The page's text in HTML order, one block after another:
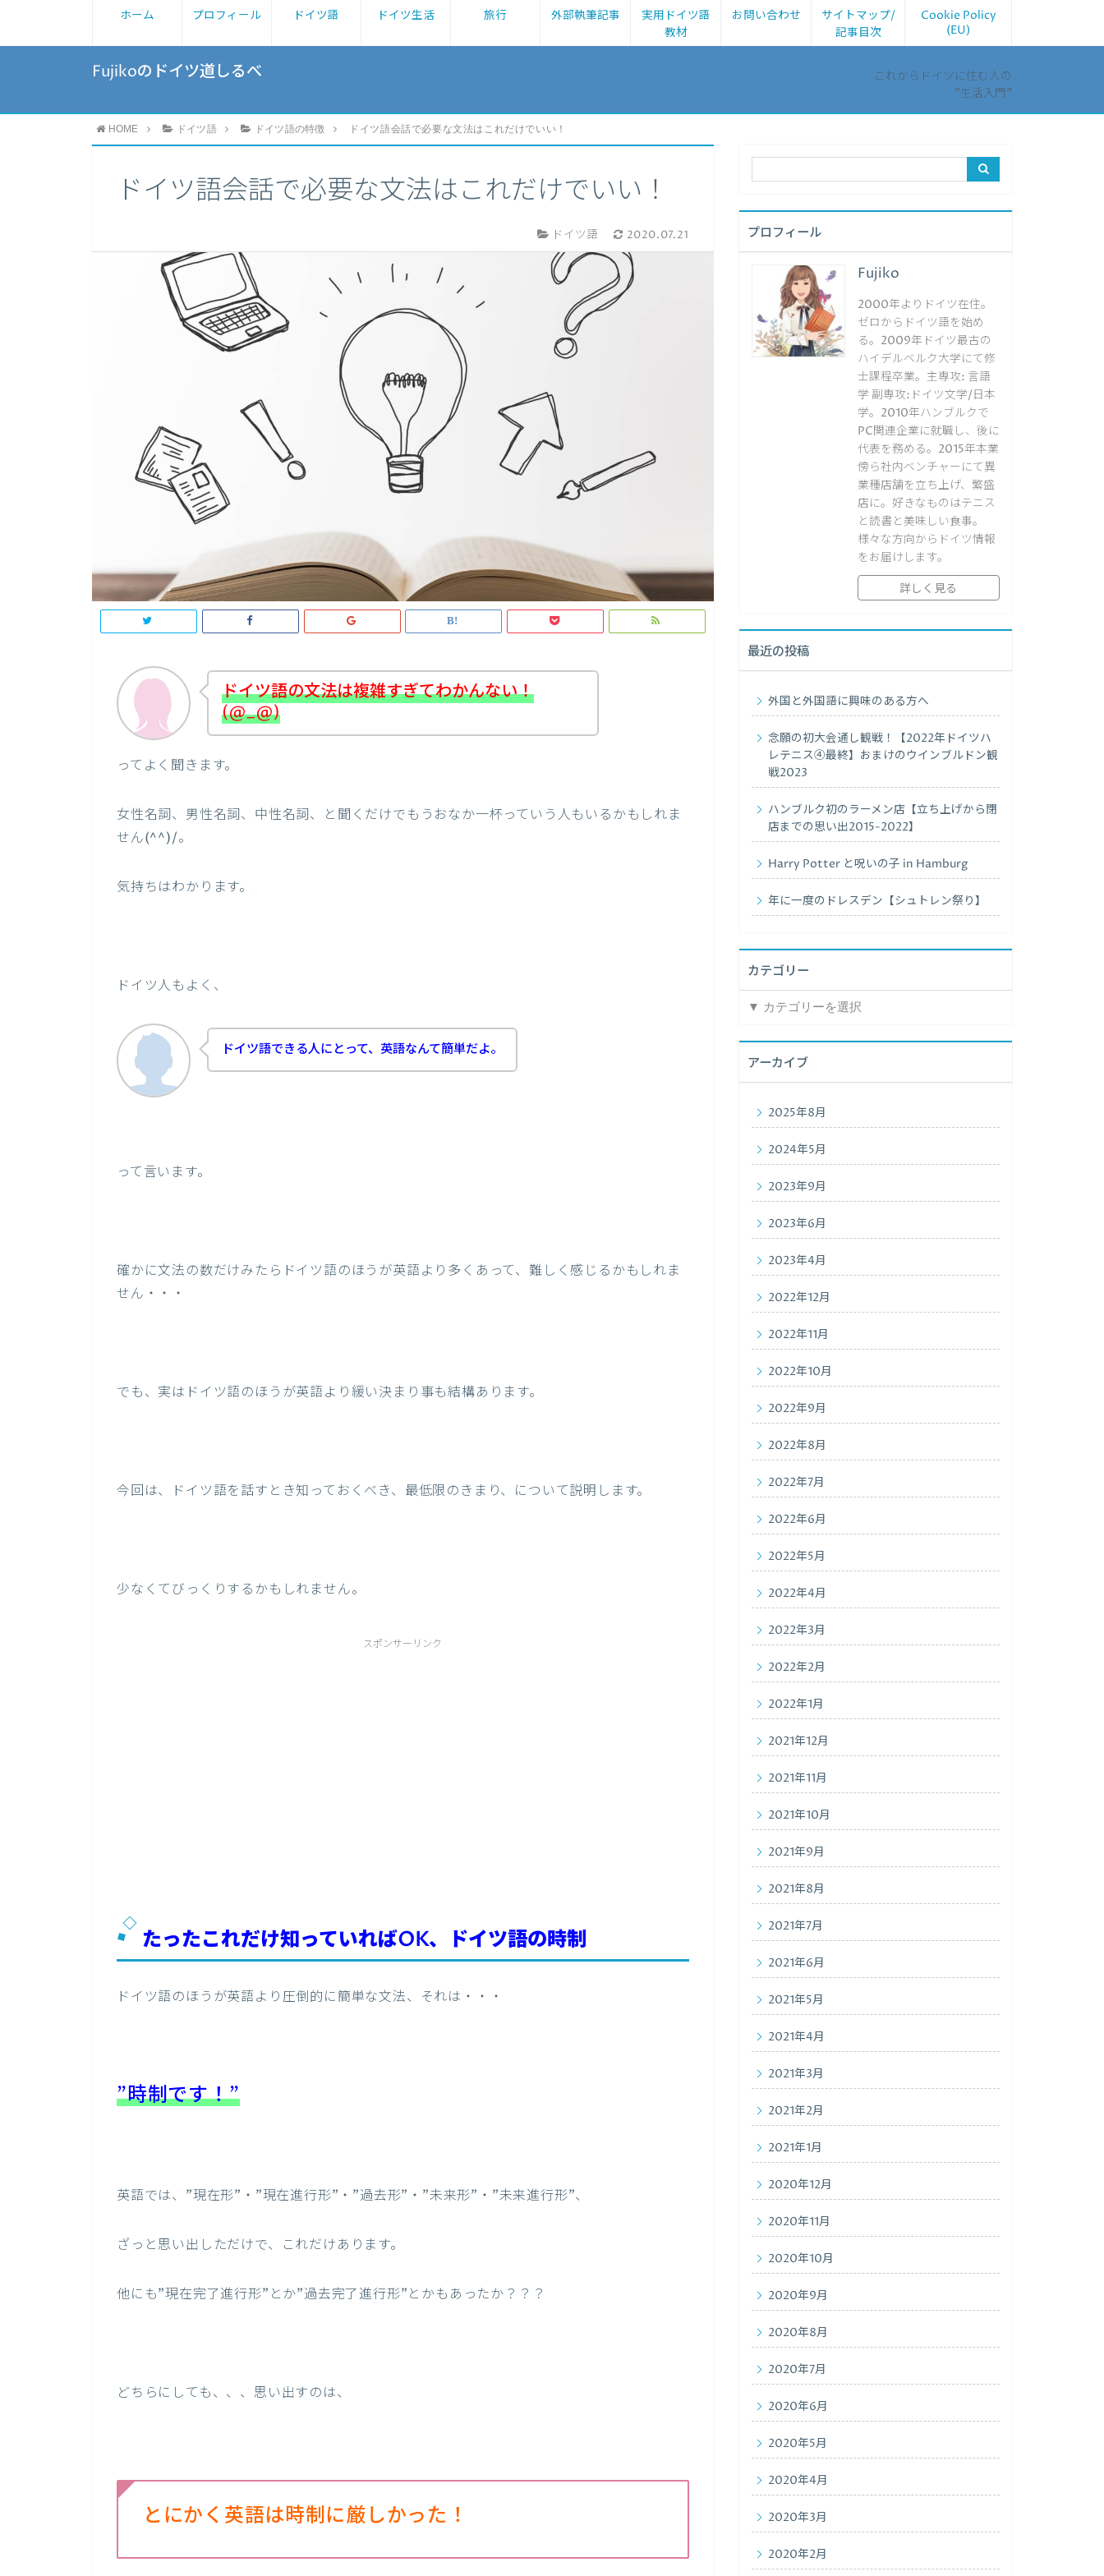
ホーム プロフィール ドイツ語 ドイツ生活 旅行 外部執筆記事
実用ドイツ語
教材
お問い合わせ
サイトマップ/
記事目次
Cookie Policy
(EU)
Fujikoのドイツ道しるべ
これからドイツに住む人の
”生活入門”
HOME ドイツ語 ドイツ語の特徴 ドイツ語会話で必要な文法はこれだけでいい！
ドイツ語会話で必要な文法はこれだけでいい！
ドイツ語 2020.07.21
ドイツ語の文法は複雑すぎてわかんない！
(@_@)
ってよく聞きます。
女性名詞、男性名詞、中性名詞、と聞くだけでもうおなか一杯っていう人もいるかもしれま
せん(^^)/。
気持ちはわかります。
ドイツ人もよく、
ドイツ語できる人にとって、英語なんて簡単だよ。
って言います。
確かに文法の数だけみたらドイツ語のほうが英語より多くあって、難しく感じるかもしれま
せん・・・
でも、実はドイツ語のほうが英語より緩い決まり事も結構あります。
今回は、ドイツ語を話すとき知っておくべき、最低限のきまり、について説明します。
少なくてびっくりするかもしれません。
スポンサーリンク
たったこれだけ知っていればOK、ドイツ語の時制
ドイツ語のほうが英語より圧倒的に簡単な文法、それは・・・
”時制です！”
英語では、”現在形”・”現在進行形”・”過去形”・”未来形”・”未来進行形”、
ざっと思い出しただけで、これだけあります。
他にも”現在完了進行形”とか”過去完了進行形”とかもあったか？？？
どちらにしても、、、思い出すのは、
とにかく英語は時制に厳しかった！
プロフィール
Fujiko
2000年よりドイツ在住。
ゼロからドイツ語を始め
る。2009年ドイツ最古の
ハイデルベルク大学にて修
士課程卒業。主専攻: 言語
学 副専攻:ドイツ文学/日本
学。2010年ハンブルクで
PC関連企業に就職し、後に
代表を務める。2015年本業
傍ら社内ベンチャーにて異
業種店舗を立ち上げ、繁盛
店に。好きなものはテニス
と読書と美味しい食事。
様々な方向からドイツ情報
をお届けします。
詳しく見る
最近の投稿
外国と外国語に興味のある方へ
念願の初大会通し観戦！【2022年ドイツハ
レテニス④最終】おまけのウインブルドン観
戦2023
ハンブルク初のラーメン店【立ち上げから閉
店までの思い出2015-2022】
Harry Potter と呪いの子 in Hamburg
年に一度のドレスデン【シュトレン祭り】
カテゴリー
カ
ゴ
リ
ー
アーカイブ
2025年8月
2024年5月
2023年9月
2023年6月
2023年4月
2022年12月
2022年11月
2022年10月
2022年9月
2022年8月
2022年7月
2022年6月
2022年5月
2022年4月
2022年3月
2022年2月
2022年1月
2021年12月
2021年11月
2021年10月
2021年9月
2021年8月
2021年7月
2021年6月
2021年5月
2021年4月
2021年3月
2021年2月
2021年1月
2020年12月
2020年11月
2020年10月
2020年9月
2020年8月
2020年7月
2020年6月
2020年5月
2020年4月
2020年3月
2020年2月